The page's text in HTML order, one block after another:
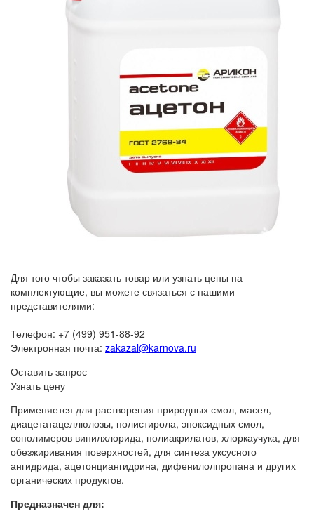
Для того чтобы заказать товар или узнать цены на
комплектующие, вы можете связаться с нашими
представителями:
Телефон: +7 (499) 951-88-92
Электронная почта: zakazal@karnova.ru
Оставить запрос
Узнать цену
Применяется для растворения природных смол, масел,
диацетатацеллюлозы, полистирола, эпоксидных смол,
сополимеров винилхлорида, полиакрилатов, хлоркаучука, для
обезжиривания поверхностей, для синтеза уксусного
ангидрида, ацетонциангидрина, дифенилолпропана и других
органических продуктов.
Предназначен для: